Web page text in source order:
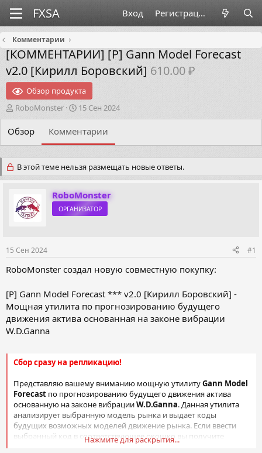
Вход Регистрация
Комментарии
[КОММЕНТАРИИ] [P] Gann Model Forecast
v2.0 [Кирилл Боровский] 610.00 ₽
Обзор продукта
А
т
е
м
RoboMonster
Д
т
ч
а
л
а
15 Сен 2024
Обзор Комментарии
В этой теме нельзя размещать новые ответы.
RoboMonster
ОРГАНИЗАТОР
15 Сен 2024 #1
RoboMonster создал новую совместную покупку:
[P] Gann Model Forecast *** v2.0 [Кирилл Боровский] -
Мощная утилита по прогнозированию будущего
движения актива основанная на законе вибрации
W.D.Ganna
Сбор сразу на репликацию!
Представляю вашему вниманию мощную утилитуGann Model
Forecast по прогнозированию будущего движения актива
основанную на законе вибрацииW.D.Ganna. Данная утилита
анализирует выбранную модель рынка и выдает коды
будущих возможных моделей движение рынка. Если ввести
выбранный код в соответствующее окошко вы получите
прогноз потенциального возможного движения...
Нажмите для раскрытия...